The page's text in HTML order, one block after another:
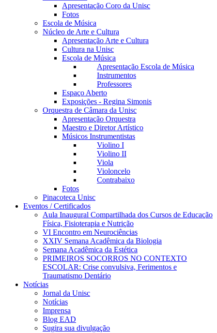
Apresentação Coro da Unisc
Fotos
Escola de Música
Núcleo de Arte e Cultura
Apresentação Arte e Cultura
Cultura na Unisc
Escola de Música
Apresentação Escola de Música
Instrumentos
Professores
Espaço Aberto
Exposições - Regina Simonis
Orquestra de Câmara da Unisc
Apresentação Orquestra
Maestro e Diretor Artístico
Músicos Instrumentistas
Violino I
Violino II
Viola
Violoncelo
Contrabaixo
Fotos
Pinacoteca Unisc
Eventos / Certificados
Aula Inaugural Compartilhada dos Cursos de Educação
Física, Fisioterapia e Nutrição
VI Encontro em Neurociências
XXIV Semana Acadêmica da Biologia
Semana Acadêmica da Estética
PRIMEIROS SOCORROS NO CONTEXTO
ESCOLAR: Crise convulsiva, Ferimentos e
Traumatismo Dentário
Notícias
Jornal da Unisc
Notícias
Imprensa
Blog EAD
Sugira sua divulgação